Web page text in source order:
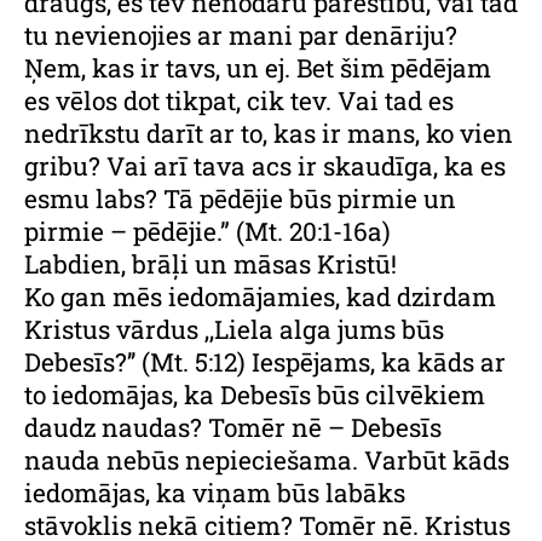
tu nevienojies ar mani par denāriju?
Ņem, kas ir tavs, un ej. Bet šim pēdējam
es vēlos dot tikpat, cik tev. Vai tad es
nedrīkstu darīt ar to, kas ir mans, ko vien
gribu? Vai arī tava acs ir skaudīga, ka es
esmu labs? Tā pēdējie būs pirmie un
pirmie – pēdējie.” (Mt. 20:1-16a)
Labdien, brāļi un māsas Kristū!
Ko gan mēs iedomājamies, kad dzirdam
Kristus vārdus ,,Liela alga jums būs
Debesīs?’’ (Mt. 5:12) Iespējams, ka kāds ar
to iedomājas, ka Debesīs būs cilvēkiem
daudz naudas? Tomēr nē – Debesīs
nauda nebūs nepieciešama. Varbūt kāds
iedomājas, ka viņam būs labāks
stāvoklis nekā citiem? Tomēr nē. Kristus